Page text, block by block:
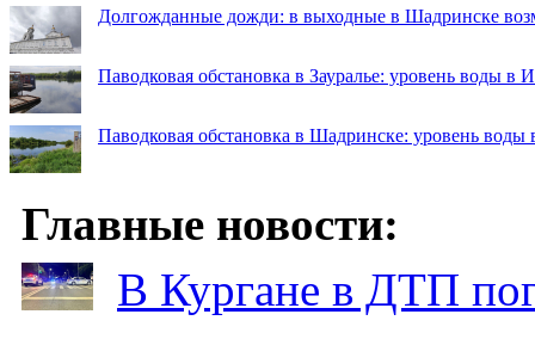
Долгожданные дожди: в выходные в Шадринске
Паводковая обстановка в Зауралье: уровень воды в
Паводковая обстановка в Шадринске: уровень воды
Главные новости:
В Кургане в ДТП